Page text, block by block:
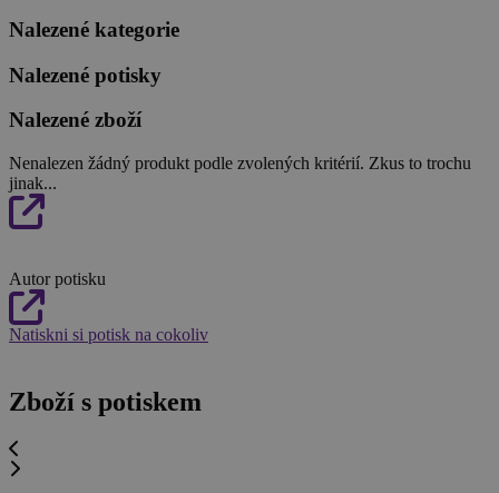
Nalezené kategorie
Nalezené potisky
Nalezené zboží
Nenalezen žádný produkt podle zvolených kritérií. Zkus to trochu
jinak...
Autor potisku
Natiskni si potisk na cokoliv
Zboží s potiskem